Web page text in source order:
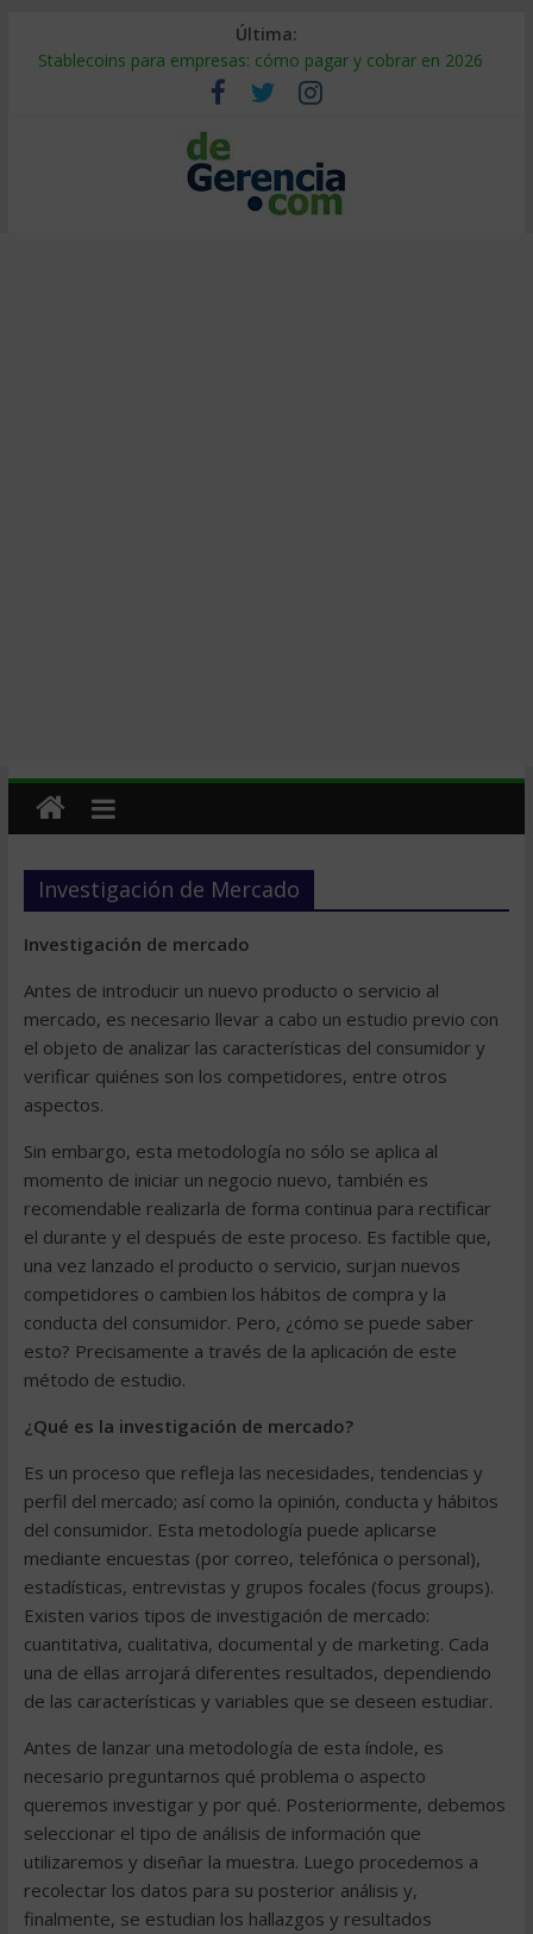
Última:
Stablecoins para empresas: cómo pagar y cobrar en 2026
Despido silencioso: qué es y por qué sale tan caro
IA en selección de personal: cómo auditarla a tiempo
Trabajo forzoso en la cadena de suministro: qué hacer
Mercado hispano de EE. UU.: cómo segmentarlo y venderle
Investigación de Mercado
Investigación de mercado
Antes de introducir un nuevo producto o servicio al
mercado, es necesario llevar a cabo un estudio previo con
el objeto de analizar las características del consumidor y
verificar quiénes son los competidores, entre otros
aspectos.
Sin embargo, esta metodología no sólo se aplica al
momento de iniciar un negocio nuevo, también es
recomendable realizarla de forma continua para rectificar
el durante y el después de este proceso. Es factible que,
una vez lanzado el producto o servicio, surjan nuevos
competidores o cambien los hábitos de compra y la
conducta del consumidor. Pero, ¿cómo se puede saber
esto? Precisamente a través de la aplicación de este
método de estudio.
¿Qué es la investigación de mercado?
Es un proceso que refleja las necesidades, tendencias y
perfil del mercado; así como la opinión, conducta y hábitos
del consumidor. Esta metodología puede aplicarse
mediante encuestas (por correo, telefónica o personal),
estadísticas, entrevistas y grupos focales (focus groups).
Existen varios tipos de investigación de mercado:
cuantitativa, cualitativa, documental y de marketing. Cada
una de ellas arrojará diferentes resultados, dependiendo
de las características y variables que se deseen estudiar.
Antes de lanzar una metodología de esta índole, es
necesario preguntarnos qué problema o aspecto
queremos investigar y por qué. Posteriormente, debemos
seleccionar el tipo de análisis de información que
utilizaremos y diseñar la muestra. Luego procedemos a
recolectar los datos para su posterior análisis y,
finalmente, se estudian los hallazgos y resultados